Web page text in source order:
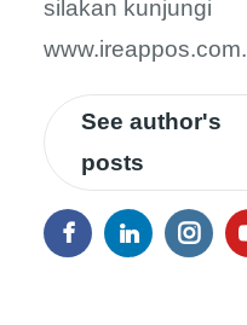
silakan kunjungi
www.ireappos.com.
See author's
posts